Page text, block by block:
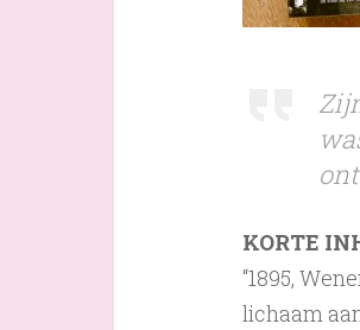
KORTE
“1895,
lichaam